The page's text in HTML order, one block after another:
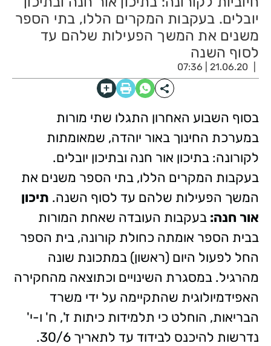
יובלים. בעקבות המקרים הללו, בתי הספר
משנים את המשך הפעילות שלהם עד
לסוף השנה
21.06.20 | 07:36
בסוף השבוע האחרון התגלו שתי מורות
במערכת החינוך באור יוהדה, שמאומתות
לקורונה: בתיכון אור חנה ובתיכון יובלים.
בעקבות המקרים הללו, בתי הספר משנים את
המשך הפעילות שלהם עד לסוף השנה. תיכון
אור חנה: בעקבות העובדה שאחת המורות
בבית הספר אומתה כחולת קורונה, בית הספר
החל לפעול היום (ראשון) במתכונת שונה
מהרגיל. במסגרת השינויים וכתוצאה מהחקירה
האפידמיולוגית שהתקיימה על ידי משרד
הבריאות, הוחלט כי תלמידות כיתות ז', ח' ו-י'
נדרשות להיכנס לבידוד עד לתאריך 30/6.